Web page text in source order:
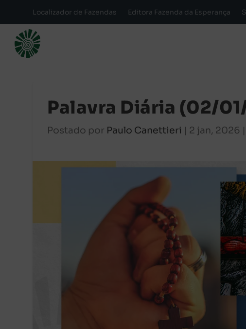
Localizador de Fazendas Editora Fazenda da Esperança
Palavra Diária (02/
Postado por Paulo Canettieri | 2 jan, 2026 |